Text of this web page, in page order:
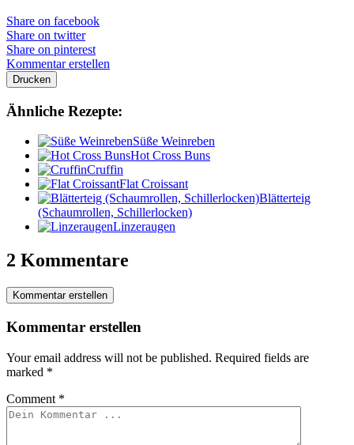
Share on facebook
Share on twitter
Share on pinterest
Kommentar erstellen
Drucken
Ähnliche Rezepte:
Süße Weinreben
Hot Cross Buns
Cruffin
Flat Croissant
Blätterteig
(Schaumrollen, Schillerlocken)
Linzeraugen
2 Kommentare
Kommentar erstellen
Kommentar erstellen
Your email address will not be published. Required fields are
marked *
Comment *